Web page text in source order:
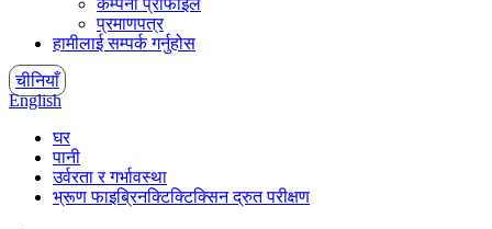
कम्पनी प्रोफाइल
प्रमाणपत्र
हामीलाई सम्पर्क गर्नुहोस
चीनियाँ
English
घर
पानी
उर्वरता र गर्भावस्था
भ्रूण फाइब्रिनक्टिक्टिक्सिन द्रुत परीक्षण